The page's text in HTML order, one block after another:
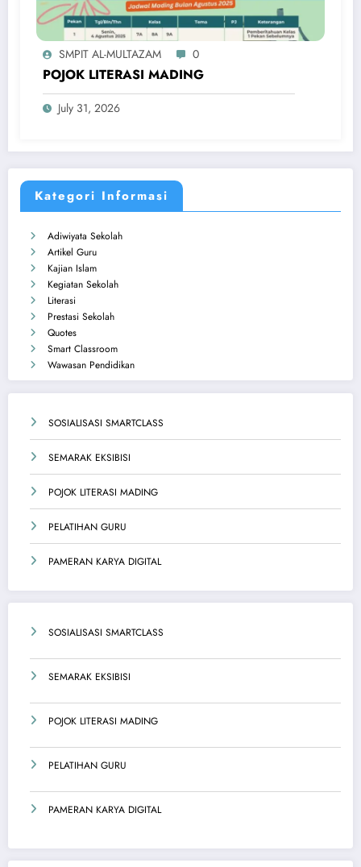
Kategori Informasi
Adiwiyata Sekolah
Artikel Guru
Kajian Islam
Kegiatan Sekolah
Literasi
Prestasi Sekolah
Quotes
Smart Classroom
Wawasan Pendidikan
SMPIT AL-MULTAZAM 0
POJOK LITERASI MADING
July 31, 2026
SOSIALISASI SMARTCLASS
SEMARAK EKSIBISI
POJOK LITERASI MADING
PELATIHAN GURU
PAMERAN KARYA DIGITAL
SOSIALISASI SMARTCLASS
SEMARAK EKSIBISI
POJOK LITERASI MADING
PELATIHAN GURU
PAMERAN KARYA DIGITAL